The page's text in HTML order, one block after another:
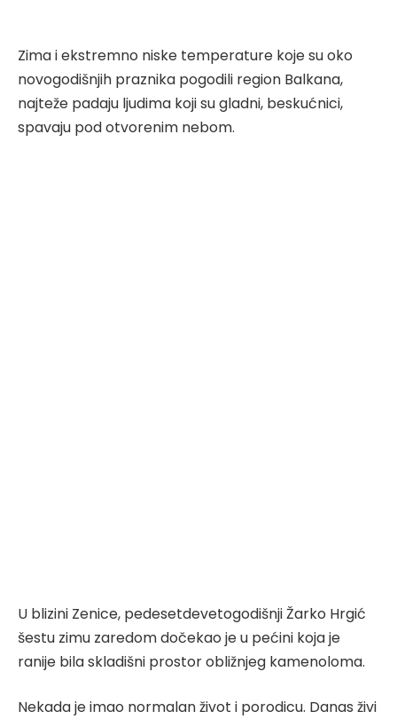
Zima i ekstremno niske temperature koje su oko
novogodišnjih praznika pogodili region Balkana,
najteže padaju ljudima koji su gladni, beskućnici,
spavaju pod otvorenim nebom.
U blizini Zenice, pedesetdevetogodišnji Žarko Hrgić
šestu zimu zaredom dočekao je u pećini koja je
ranije bila skladišni prostor obližnjeg kamenoloma.
Nekada je imao normalan život i porodicu. Danas živi